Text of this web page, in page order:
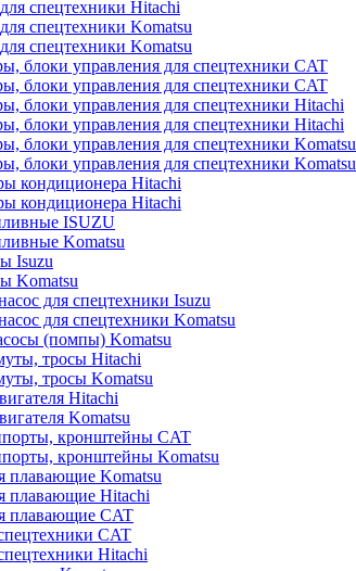
спецтехники Hitachi
спецтехники Komatsu
спецтехники Komatsu
блоки управления для спецтехники CAT
блоки управления для спецтехники CAT
блоки управления для спецтехники Hitachi
блоки управления для спецтехники Hitachi
блоки управления для спецтехники Komatsu
блоки управления для спецтехники Komatsu
кондиционера Hitachi
кондиционера Hitachi
ISUZU
Komatsu
Isuzu
Komatsu
для спецтехники Isuzu
для спецтехники Komatsu
(помпы) Komatsu
тросы Hitachi
тросы Komatsu
Hitachi
Komatsu
кронштейны CAT
кронштейны Komatsu
плавающие Komatsu
плавающие Hitachi
плавающие CAT
CAT
Hitachi